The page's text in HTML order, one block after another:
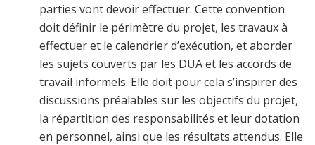
parties vont devoir effectuer. Cette convention
doit définir le périmètre du projet, les travaux à
effectuer et le calendrier d’exécution, et aborder
les sujets couverts par les DUA et les accords de
travail informels. Elle doit pour cela s’inspirer des
discussions préalables sur les objectifs du projet,
la répartition des responsabilités et leur dotation
en personnel, ainsi que les résultats attendus. Elle